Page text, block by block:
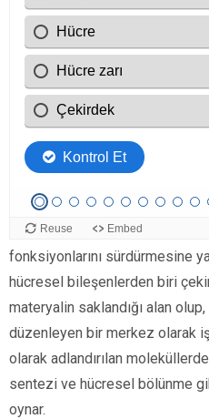
Hücrelerin Temel
Hücre, yaşamın temel birimi
yapısal bileşenlerden oluşur.
fonksiyonlarını sürdürmesine
hücresel bileşenlerden biri
materyalin saklandığı alan
düzenleyen bir merkez olarak
olarak adlandırılan
sentezi ve hücresel bölünme
oynar.